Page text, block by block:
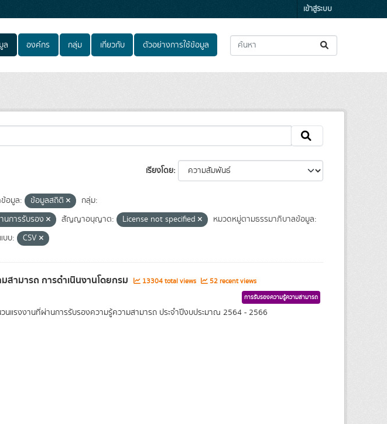
เข้าสู่ระบบ
ล องค์กร กลุ่ม เกี่ยวกับ ตัวอย่างการใช้ข้อมูล
เรียงโดย
ข้อมูล: ข้อมูลสถิติ
กลุ่ม:
นการรับรอง สัญญาอนุญาต: License not specified
หมวดหมู่ตามธรรมาภิบาลข้อมูล:
บบ: CSV
สามารถ การดำเนินงานโดยกรม 13304 total views 52 recent views
การรับรองความรู้ความสามารถ
นแรงงานที่ผ่านการรับรองความรู้ความสามารถ ประจำปีงบประมาณ 2564 - 2566